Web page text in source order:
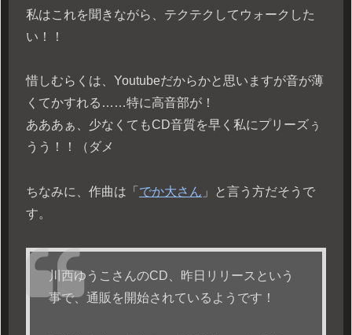
私はこれを聞きながら、テクテクしてウォークした
い！！
惜しむらくは、Youtubeだからかと思いますが音が薄
くてかすれる……特に高音部が！
あああぁ、少なくてもCD音質を早く私にプリーズぅ
うう！！（ダメ
ちなみに、作曲は「 でか大さん 」と言う方だそうで
す。
川西ゆうこさんのCD、昨日リリースという
事で、通販を開始されているようです！